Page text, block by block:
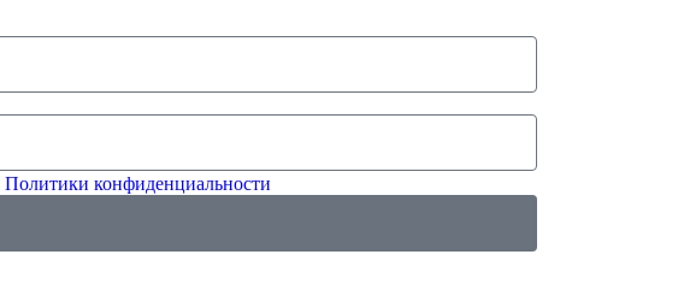
Политики конфиденциальности